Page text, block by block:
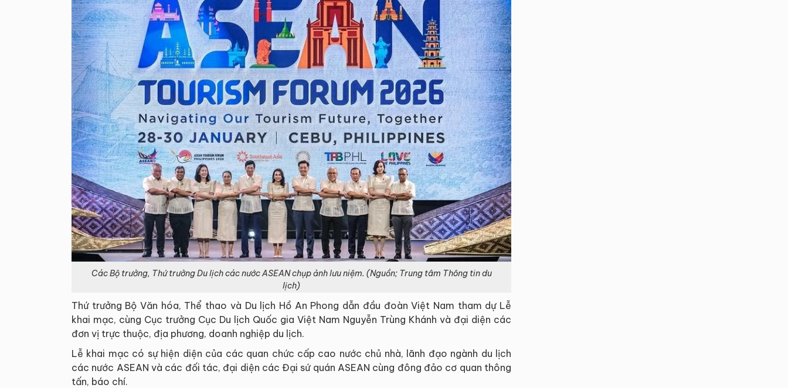
Các Bộ trưởng, Thứ trưởng Du lịch các nước ASEAN chụp ảnh lưu niệm. (Nguồn; Trung tâm Thông tin du
lịch)
Thứ trưởng Bộ Văn hóa, Thể thao và Du lịch Hồ An Phong dẫn đầu đoàn Việt Nam tham dự Lễ
khai mạc, cùng Cục trưởng Cục Du lịch Quốc gia Việt Nam Nguyễn Trùng Khánh và đại diện các
đơn vị trực thuộc, địa phương, doanh nghiệp du lịch.
Lễ khai mạc có sự hiện diện của các quan chức cấp cao nước chủ nhà, lãnh đạo ngành du lịch
các nước ASEAN và các đối tác, đại diện các Đại sứ quán ASEAN cùng đông đảo cơ quan thông
tấn, báo chí.